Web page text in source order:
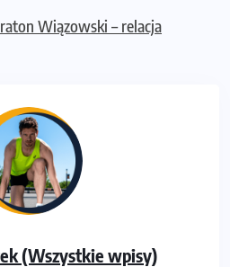
Wiązowski – relacja
(Wszystkie wpisy)